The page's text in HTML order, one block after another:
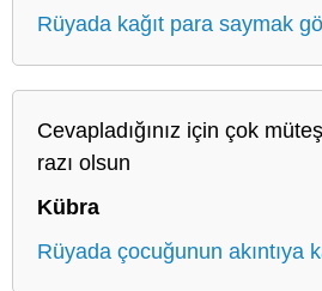
Rüyada kağıt para saymak
Cevapladığınız için çok
razı olsun
Kübra
Rüyada çocuğunun akıntıya